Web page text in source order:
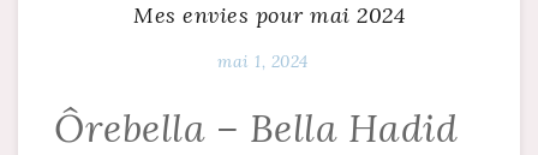
Mes envies pour mai 2024
mai 1, 2024
Ôrebella – Bella Hadid